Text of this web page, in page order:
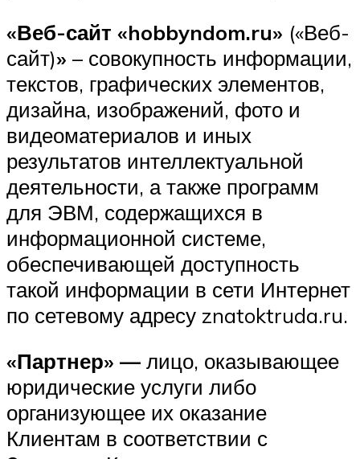
«Веб-сайт «hobbyndom.ru» («Веб-
сайт)» – совокупность информации,
текстов, графических элементов,
дизайна, изображений, фото и
видеоматериалов и иных
результатов интеллектуальной
деятельности, а также программ
для ЭВМ, содержащихся в
информационной системе,
обеспечивающей доступность
такой информации в сети Интернет
по сетевому адресу znatoktruda.ru.
«Партнер» — лицо, оказывающее
юридические услуги либо
организующее их оказание
Клиентам в соответствии с